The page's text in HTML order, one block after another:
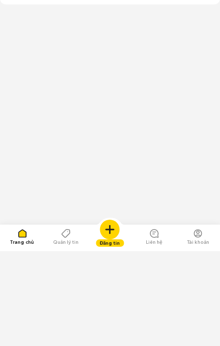
Trang chủ Quản lý tin Đăng tin Liên hệ Tài khoản